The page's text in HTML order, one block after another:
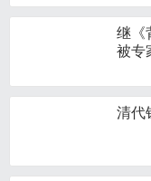
继《
被专
清代